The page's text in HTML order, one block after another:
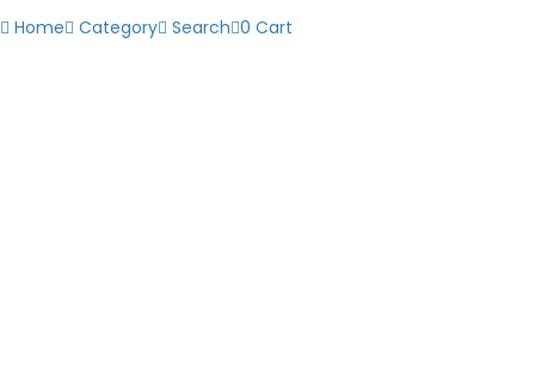
Home
Category Search 0 Cart